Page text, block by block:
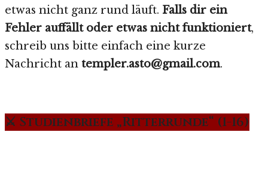
etwas nicht ganz rund läuft. Falls dir ein
Fehler auffällt oder etwas nicht funktioniert,
schreib uns bitte einfach eine kurze
Nachricht an templer.asto@gmail.com.
⚔️ Studienbriefe „Ritterrunde“ (1-16)